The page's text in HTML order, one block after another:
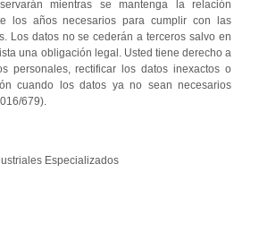
mientras se mantenga la relación
los años necesarios para cumplir con las
Los datos no se cederán a terceros salvo en
una obligación legal. Usted tiene derecho a
personales, rectificar los datos inexactos o
cuando los datos ya no sean necesarios
679).
Especializados